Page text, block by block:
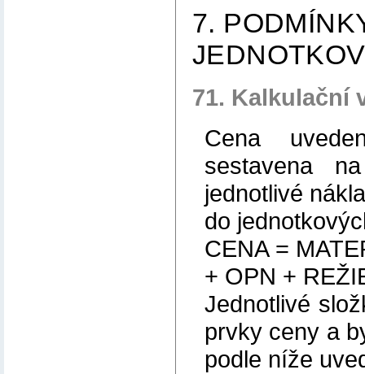
7.
71. Kalkulační
Cena
sestavena
jednotlivé
do
CENA =
+ OPN +
Jednotlivé
prvky ceny a
podle níže